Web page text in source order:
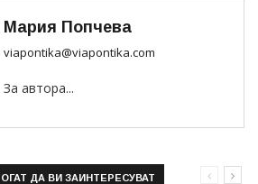
Мария Попчева
viapontika@viapontika.com
За автора...
ДА ВИ ЗАИНТЕРЕСУВАТ